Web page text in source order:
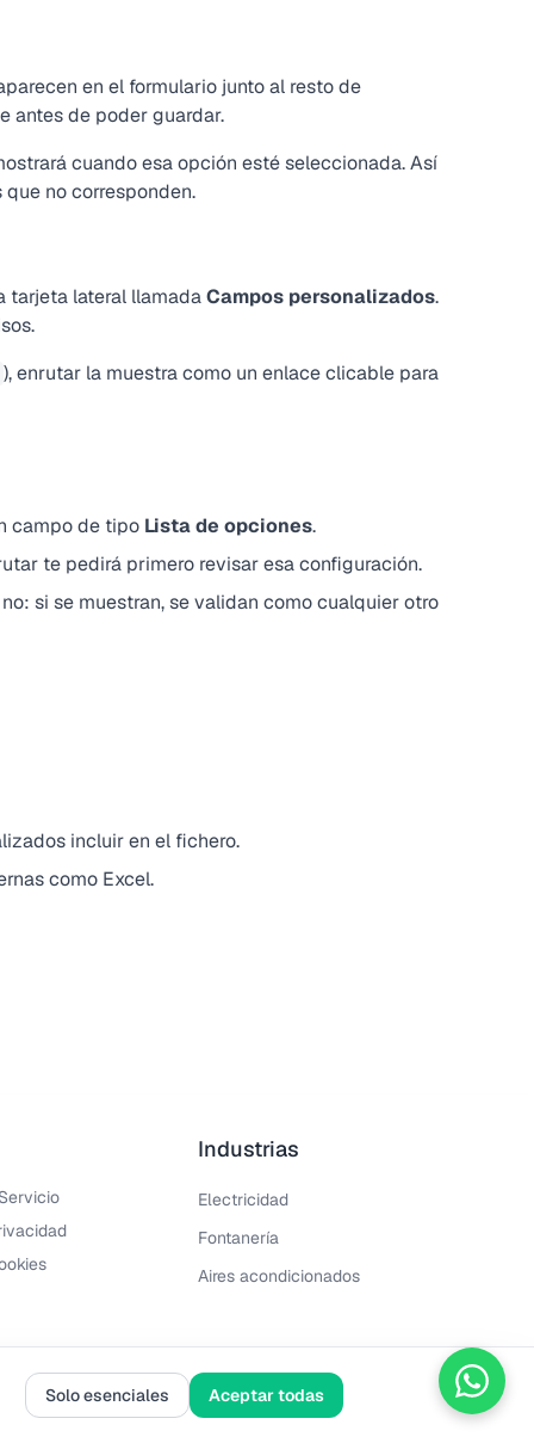
en el formulario junto al resto de
antes de poder guardar.
cuando esa opción esté seleccionada. Así
no corresponden.
tarjeta lateral llamadaCampos personalizados.
), enrutar la muestra como un enlace clicable para
campo de tipo Lista de opciones.
te pedirá primero revisar esa configuración.
si se muestran, se validan como cualquier otro
incluir en el fichero.
como Excel.
Industrias
Electricidad
Fontanería
Aires acondicionados
Solo esenciales Aceptar todas